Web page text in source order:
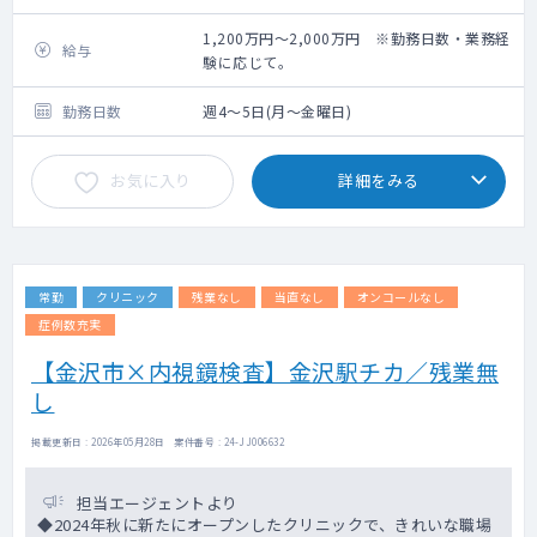
エリア：野々市市～金沢市
給与
1,200万円～2,000万円 ※勤務日数・業務経
験に応じて。
勤務日数 週4～5日(月～金曜日)
お気に入り 詳細をみる
常勤 クリニック 残業なし 当直なし
オンコールなし
症例数充実
【金沢市×内視鏡検査】金沢駅チカ／残業無
し
掲載更新日 : 2026年05月28日 案件番号 : 24-JJ006632
担当エージェントより
◆2024年秋に新たにオープンしたクリニックで、きれいな職場